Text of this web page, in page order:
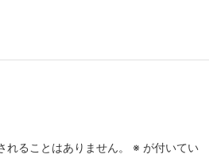
れることはありません。 ※ が付いてい